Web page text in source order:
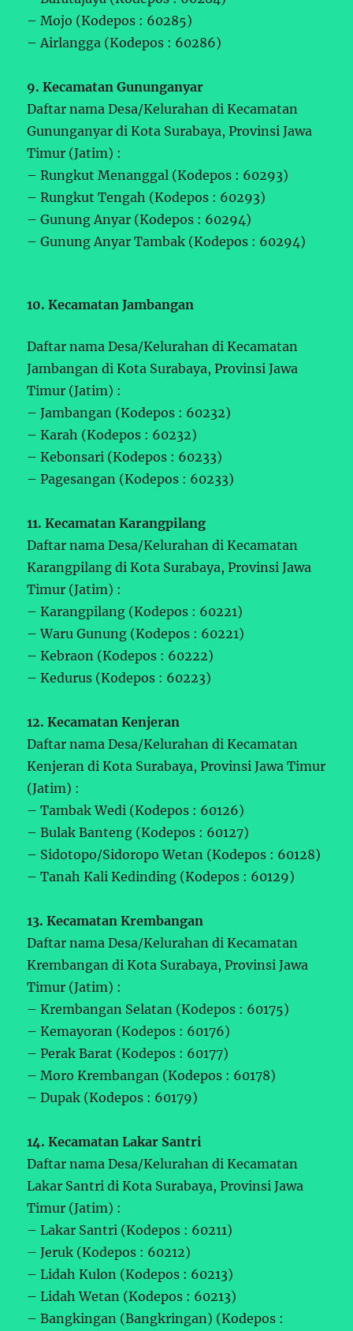
– Mojo (Kodepos : 60285)
– Airlangga (Kodepos : 60286)
9. Kecamatan Gununganyar
Daftar nama Desa/Kelurahan di Kecamatan
Gununganyar di Kota Surabaya, Provinsi Jawa
Timur (Jatim) :
– Rungkut Menanggal (Kodepos : 60293)
– Rungkut Tengah (Kodepos : 60293)
– Gunung Anyar (Kodepos : 60294)
– Gunung Anyar Tambak (Kodepos : 60294)
10. Kecamatan Jambangan
Daftar nama Desa/Kelurahan di Kecamatan
Jambangan di Kota Surabaya, Provinsi Jawa
Timur (Jatim) :
– Jambangan (Kodepos : 60232)
– Karah (Kodepos : 60232)
– Kebonsari (Kodepos : 60233)
– Pagesangan (Kodepos : 60233)
11. Kecamatan Karangpilang
Daftar nama Desa/Kelurahan di Kecamatan
Karangpilang di Kota Surabaya, Provinsi Jawa
Timur (Jatim) :
– Karangpilang (Kodepos : 60221)
– Waru Gunung (Kodepos : 60221)
– Kebraon (Kodepos : 60222)
– Kedurus (Kodepos : 60223)
12. Kecamatan Kenjeran
Daftar nama Desa/Kelurahan di Kecamatan
Kenjeran di Kota Surabaya, Provinsi Jawa Timur
(Jatim) :
– Tambak Wedi (Kodepos : 60126)
– Bulak Banteng (Kodepos : 60127)
– Sidotopo/Sidoropo Wetan (Kodepos : 60128)
– Tanah Kali Kedinding (Kodepos : 60129)
13. Kecamatan Krembangan
Daftar nama Desa/Kelurahan di Kecamatan
Krembangan di Kota Surabaya, Provinsi Jawa
Timur (Jatim) :
– Krembangan Selatan (Kodepos : 60175)
– Kemayoran (Kodepos : 60176)
– Perak Barat (Kodepos : 60177)
– Moro Krembangan (Kodepos : 60178)
– Dupak (Kodepos : 60179)
14. Kecamatan Lakar Santri
Daftar nama Desa/Kelurahan di Kecamatan
Lakar Santri di Kota Surabaya, Provinsi Jawa
Timur (Jatim) :
– Lakar Santri (Kodepos : 60211)
– Jeruk (Kodepos : 60212)
– Lidah Kulon (Kodepos : 60213)
– Lidah Wetan (Kodepos : 60213)
– Bangkingan (Bangkringan) (Kodepos :